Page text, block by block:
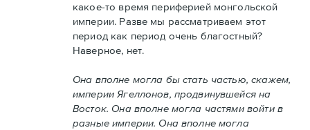
какое-то время периферией монгольской
империи. Разве мы рассматриваем этот
период как период очень благостный?
Наверное, нет.
Она вполне могла бы стать частью, скажем,
империи Ягеллонов, продвинувшейся на
Восток. Она вполне могла частями войти в
разные империи. Она вполне могла